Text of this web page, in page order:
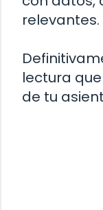
relevantes.
lectura
de tu